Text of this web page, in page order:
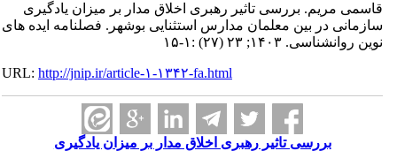
قاسمی مریم. بررسی تاثیر رهبری اخلاق مدار بر میزان یادگیری
سازمانی در بین معلمان مدارس استثنایی بوشهر. فصلنامه ایده های
نوین روانشناسی. ۱۴۰۳; ۲۳ (۲۷) :۱-۱۵
URL:http://jnip.ir/article-۱-۱۳۴۲-fa.html
بررسی تاثیر رهبری اخلاق مدار بر میزان یادگیری